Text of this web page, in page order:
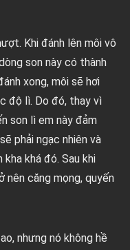
Khi đánh lên môi vô
son này có thành
xong, môi sẽ hơi
độ lì. Do đó, thay vì
son lì em này đảm
phải ngạc nhiên và
khá đó. Sau khi
nên căng mọng, quyến
nhưng nó không hề